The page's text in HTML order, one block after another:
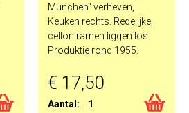
München“ verheven,
Keuken rechts. Redelijke,
cellon ramen liggen los.
Produktie rond 1955.
€ 17,50
Aantal: 1